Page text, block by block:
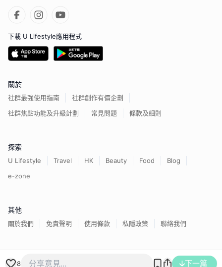
8 下一篇
下載 U Lifestyle應用程式
關於
社群最強使用指南
社群創作有價企劃
社群焦點功能及升級計劃
常見問題 條款及細則
探索
U Lifestyle Travel HK Beauty Food
Blog
e-zone
其他
關於我們 免責聲明 使用條款 私隱政策 聯絡我們
香港經濟日報版權所有©